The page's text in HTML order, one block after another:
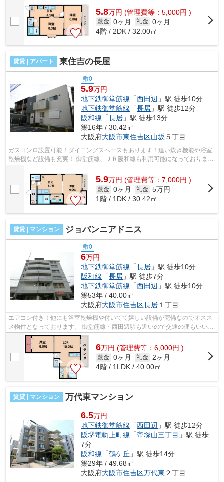
5.8万円 (管理費等：5,000円 )
敷金 0ヶ月 礼金 0ヶ月
4階 / 2DK / 32.00㎡
賃貸 | アパート 東住吉の長屋
敷0
5.9万円
地下鉄御堂筋線 「西田辺 」駅 徒歩10分
地下鉄御堂筋線 「長居 」駅 徒歩12分
阪和線 「長居 」駅 徒歩13分
築16年 / 30.42㎡
大阪府大阪市東住吉区山坂 ５丁目
ガスコンロ設置可能！ダイニングスペースもあります！追い炊き機能や浴室
乾燥機など設備も充実！ 御堂筋線、ＪＲ阪和線も利用可能になっておりま
す。 ■□■□■□■□■□■□■□■□■□■□■□■□■□■□■...
5.9万円 (管理費等：7,000円 )
敷金 0ヶ月 礼金 5万円
1階 / 1DK / 30.42㎡
賃貸 | マンション ジョバンニアドニス
敷0
6万円
地下鉄御堂筋線 「長居 」駅 徒歩10分
阪和線 「長居 」駅 徒歩7分
地下鉄御堂筋線 「西田辺 」駅 徒歩10分
築53年 / 40.00㎡
大阪府大阪市住吉区長居 １丁目
エアコン付き！他にも浴室乾燥機や付いてて嬉しい設備が完備なのでオスス
メ物件となっております。 御堂筋線・西田辺駅も近いので交通の便もいいで
すしスーパーや飲食店も近いので住...
6万円 (管理費等：6,000円 )
敷金 0ヶ月 礼金
2ヶ月
4階 / 1LDK / 40.00㎡
賃貸 | マンション 万代東マンション
6.5万円
地下鉄御堂筋線 「西田辺 」駅 徒歩12分
阪堺電軌上町線 「帝塚山三丁目 」駅 徒歩
7分
阪和線 「鶴ケ丘 」駅 徒歩14分
築29年 / 49.68㎡
大阪府大阪市住吉区万代東 ２丁目